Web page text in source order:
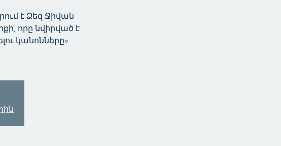
է Ձեզ Ջիվան
որը նվիրված է
կանոնները»